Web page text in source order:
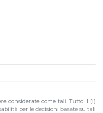
considerate come tali. Tutto il (i)
per le decisioni basate su tali